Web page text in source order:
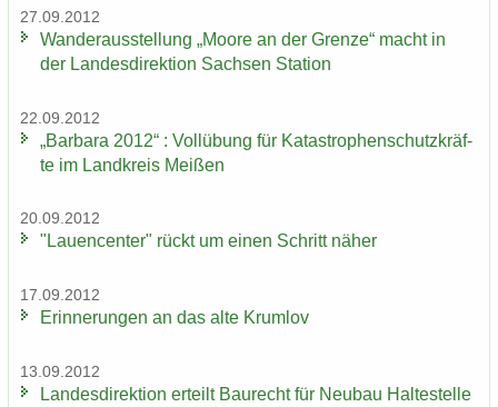
27.09.2012
Wan­der­aus­stel­lung „Moore an der Gren­ze“ macht in
der Lan­des­di­rek­ti­on Sach­sen Sta­ti­on
22.09.2012
„Bar­ba­ra 2012“ : Voll­übung für Ka­ta­stro­phen­schutz­kräf­
te im Land­kreis Mei­ßen
20.09.2012
"Lau­en­cen­ter" rückt um einen Schritt näher
17.09.2012
Er­in­ne­run­gen an das alte Krum­lov
13.09.2012
Lan­des­di­rek­ti­on er­teilt Bau­recht für Neu­bau Hal­te­stel­le